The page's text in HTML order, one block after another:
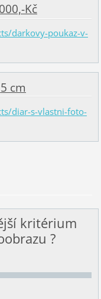
Kč
darkovy-poukaz-v-
cm
diar-s-vlastni-foto-
kritérium
?